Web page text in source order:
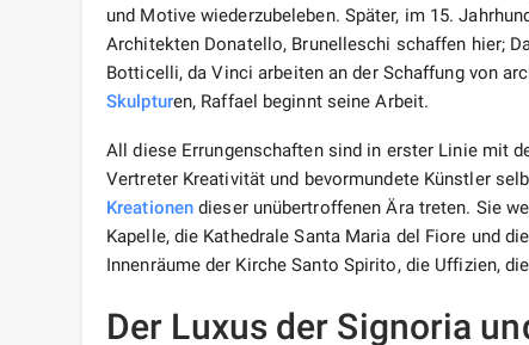
und Motive wiederzubeleben. Später, im 15.
Architekten Donatello, Brunelleschi schaffen hier;
Botticelli, da Vinci arbeiten an der Schaffung von
Skulpturen, Raffael beginnt seine Arbeit.
All diese Errungenschaften sind in erster Linie mit
Vertreter Kreativität und bevormundete Künstler
Kreationen dieser unübertroffenen Ära treten. Sie
Kapelle, die Kathedrale Santa Maria del Fiore und die
Innenräume der Kirche Santo Spirito, die Uffizien,
Der Luxus der Signoria